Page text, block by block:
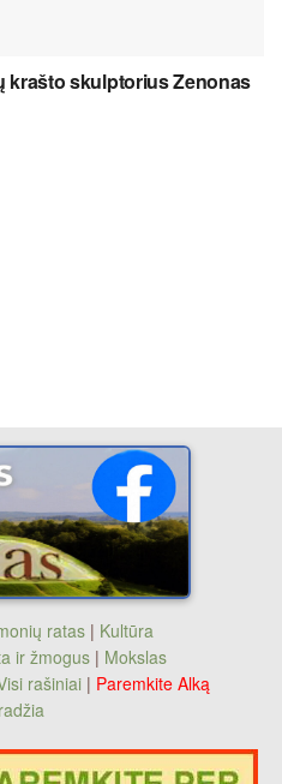
krašto skulptorius Zenonas
ratas| Kultūra
ir žmogus | Mokslas
rašiniai | Paremkite Alką